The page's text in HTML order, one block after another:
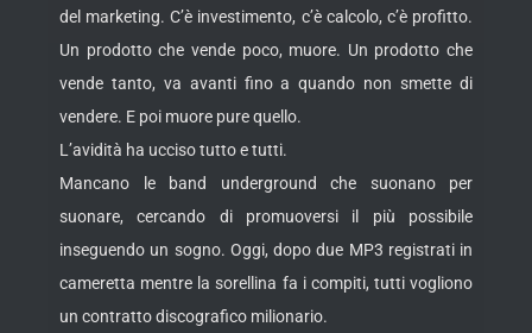
del marketing. C’è investimento, c’è calcolo, c’è profitto.
Un prodotto che vende poco, muore. Un prodotto che
vende tanto, va avanti fino a quando non smette di
vendere. E poi muore pure quello.
L’avidità ha ucciso tutto e tutti.
Mancano le band underground che suonano per
suonare, cercando di promuoversi il più possibile
inseguendo un sogno. Oggi, dopo due MP3 registrati in
cameretta mentre la sorellina fa i compiti, tutti vogliono
un contratto discografico milionario.